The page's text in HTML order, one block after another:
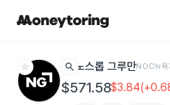
star search 노스롭 그루만NOC뉴욕
$571.58